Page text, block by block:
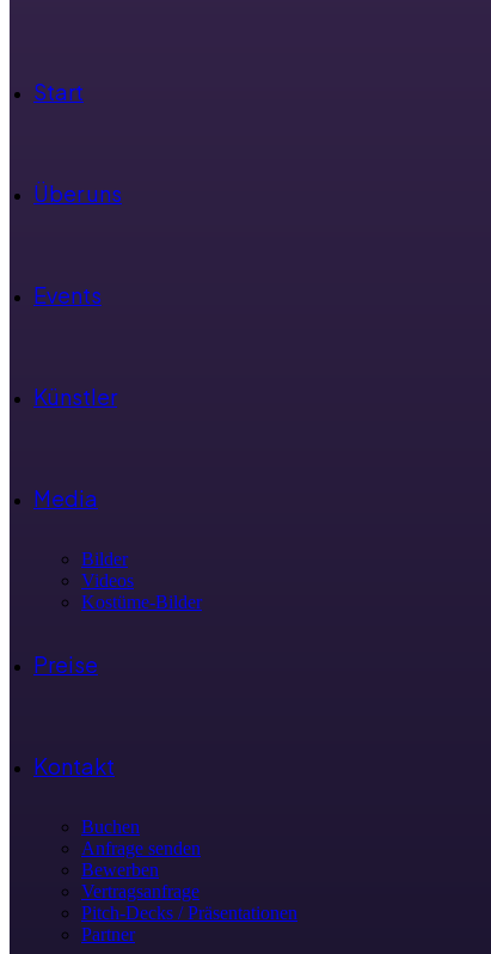
Start
Über uns
Events
Künstler
Media
Bilder
Videos
Kostüme-Bilder
Preise
Kontakt
Buchen
Anfrage senden
Bewerben
Vertragsanfrage
Pitch-Decks / Präsentationen
Partner